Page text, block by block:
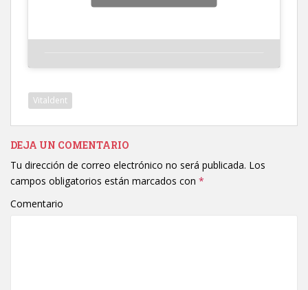
Vitaldent
DEJA UN COMENTARIO
Tu dirección de correo electrónico no será publicada. Los
campos obligatorios están marcados con *
Comentario